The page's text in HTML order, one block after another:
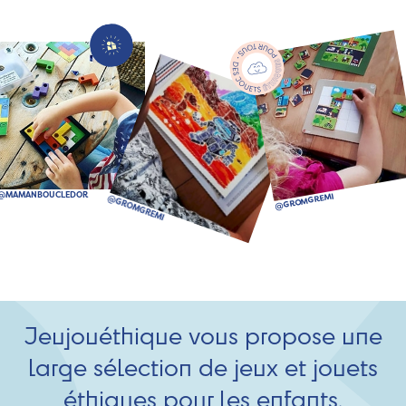
Jeujouéthique vous propose une
large sélection de jeux et jouets
éthiques pour les enfants.